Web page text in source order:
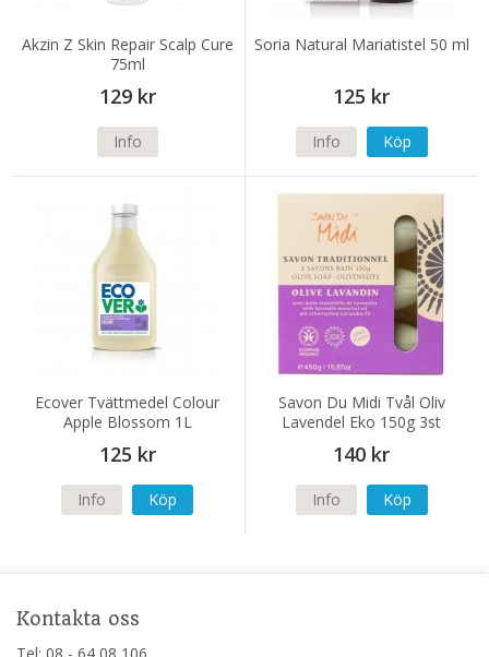
Akzin Z Skin Repair Scalp Cure
75ml
129 kr
Info
Soria Natural Mariatistel 50 ml
125 kr
Info Köp
Ecover Tvättmedel Colour
Apple Blossom 1L
125 kr
Info Köp
Savon Du Midi Tvål Oliv
Lavendel Eko 150g 3st
140 kr
Info Köp
Kontakta oss